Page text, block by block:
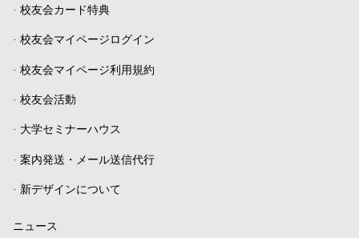
- 校友会カード特典
- 校友会マイページログイン
- 校友会マイページ利用規約
- 校友会活動
- 大学セミナーハウス
- 案内発送・メール送信代行
- 新デザインについて
ニュース